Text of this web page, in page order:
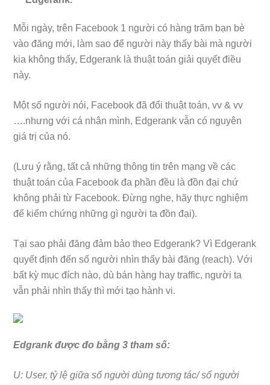
Mỗi ngày, trên Facebook 1 người có hàng trăm bạn bè
vào đăng mới, làm sao để người này thấy bài mà người
kia không thấy, Edgerank là thuật toán giải quyết điều
này.
Một số người nói, Facebook đã đổi thuật toán, vv & vv
….nhưng với cá nhân mình, Edgerank vẫn có nguyên
giá trị của nó.
(Lưu ý rằng, tất cả những thông tin trên mạng về các
thuật toán của Facebook đa phần đều là đồn đại chứ
không phải từ Facebook. Đừng nghe, hãy thực nghiệm
để kiểm chứng những gì người ta đồn đại).
Tại sao phải đăng đảm bảo theo Edgerank? Vì Edgerank
quyết định đến số người nhìn thấy bài đăng (reach). Với
bất kỳ mục đích nào, dù bán hàng hay traffic, người ta
vẫn phải nhìn thấy thì mới tạo hành vi.
Edgrank được đo bằng 3 tham số:
U: User, tỷ lệ giữa số người dùng tương tác/ số người